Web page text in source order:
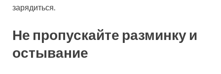
зарядиться.
Не пропускайте разминку и
остывание